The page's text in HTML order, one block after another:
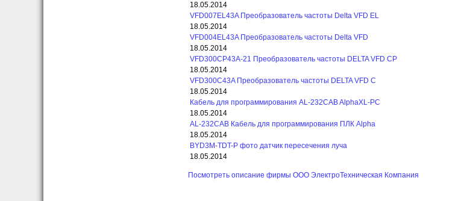
18.05.2014
VFD007EL43A Преобразователь частоты Delta VFD EL
18.05.2014
VFD004EL43A Преобразователь частоты Delta VFD
18.05.2014
VFD300CP43A-21 Преобразователь частоты DELTA VFD CP
18.05.2014
VFD300C43A Преобразователь частоты DELTA VFD C
18.05.2014
Кабель для программирования AL-232CAB AlphaXL-PC
18.05.2014
AL-232CAB Кабель для программирования ПЛК Alpha
18.05.2014
BYD3M-TDT-P фото датчик пересечения луча
18.05.2014
Посмотреть описание фирмы ООО ЭлектроТехническая Компания